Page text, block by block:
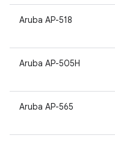
Aruba AP-518
Aruba AP-505H
Aruba AP-565